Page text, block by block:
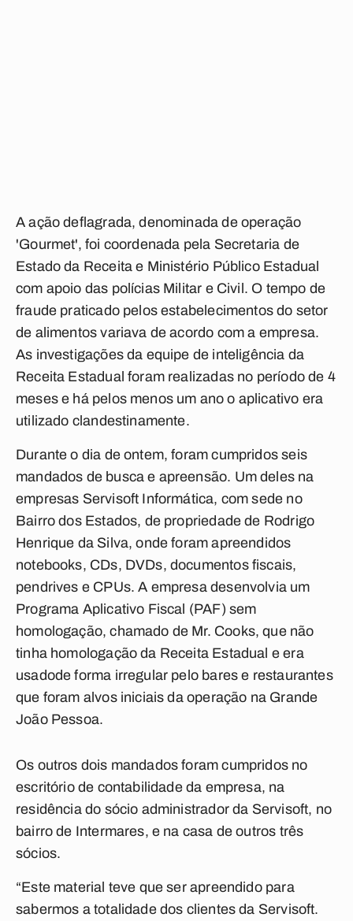
A ação deflagrada, denominada de operação
'Gourmet', foi coordenada pela Secretaria de
Estado da Receita e Ministério Público Estadual
com apoio das polícias Militar e Civil. O tempo de
fraude praticado pelos estabelecimentos do setor
de alimentos variava de acordo com a empresa.
As investigações da equipe de inteligência da
Receita Estadual foram realizadas no período de 4
meses e há pelos menos um ano o aplicativo era
utilizado clandestinamente.
Durante o dia de ontem, foram cumpridos seis
mandados de busca e apreensão. Um deles na
empresas Servisoft Informática, com sede no
Bairro dos Estados, de propriedade de Rodrigo
Henrique da Silva, onde foram apreendidos
notebooks, CDs, DVDs, documentos fiscais,
pendrives e CPUs. A empresa desenvolvia um
Programa Aplicativo Fiscal (PAF) sem
homologação, chamado de Mr. Cooks, que não
tinha homologação da Receita Estadual e era
usadode forma irregular pelo bares e restaurantes
que foram alvos iniciais da operação na Grande
João Pessoa.
Os outros dois mandados foram cumpridos no
escritório de contabilidade da empresa, na
residência do sócio administrador da Servisoft, no
bairro de Intermares, e na casa de outros três
sócios.
“Este material teve que ser apreendido para
sabermos a totalidade dos clientes da Servisoft.